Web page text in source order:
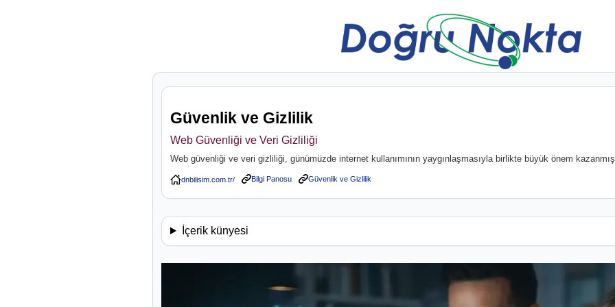
Güvenlik ve Gizlilik
Web Güvenliği ve Veri Gizliliği
Web güvenliği ve veri gizliliği, günümüzde internet kullanımının yaygınlaşmasıyla birlikte büyük önem
Bilgi Panosu Güvenlik ve Gizlilik
İçerik künyesi